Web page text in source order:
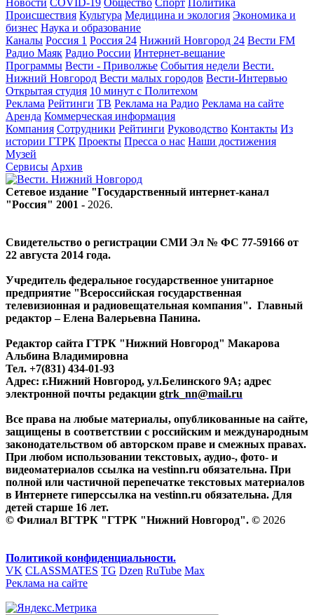
Новости COVID-19 Общество Спорт Политика
Происшествия Культура Медицина и экология Экономика и
бизнес Наука и образование
Каналы Россия 1 Россия 24 Нижний Новгород 24 Вести FM
Радио Маяк Радио России Интернет-вещание
Программы Вести - Приволжье События недели Вести.
Нижний Новгород Вести малых городов Вести-Интервью
Открытая студия 10 минут с Политехом
Реклама Рейтинги ТВ Реклама на Радио Реклама на сайте
Аренда Коммерческая информация
Компания Сотрудники Рейтинги Руководство Контакты Из
истории ГТРК Проекты Пресса о нас Наши достижения
Музей
Сервисы Архив
Сетевое издание "Государственный интернет-канал
"Россия" 2001 - 2026.
Свидетельство о регистрации СМИ Эл № ФС 77-59166 от
22 августа 2014 года.
Учредитель федеральное государственное унитарное
предприятие "Всероссийская государственная
телевизионная и радиовещательная компания". Главный
редактор – Елена Валерьевна Панина.
Редактор сайта ГТРК "Нижний Новгород" Макарова
Альбина Владимировна
Тел. +7(831) 434-01-93
Адрес: г.Нижний Новгород, ул.Белинского 9А; адрес
электронной почты редакции gtrk_nn@mail.ru
Все права на любые материалы, опубликованные на сайте,
защищены в соответствии с российским и международным
законодательством об авторском праве и смежных правах.
При любом использовании текстовых, аудио-, фото- и
видеоматериалов ссылка на vestinn.ru обязательна. При
полной или частичной перепечатке текстовых материалов
в Интернете гиперссылка на vestinn.ru обязательна. Для
детей старше 16 лет.
© Филиал ВГТРК "ГТРК "Нижний Новгород". © 2026
Политикой конфиденциальности.
VK CLASSMATES TG Dzen RuTube Max
Реклама на сайте